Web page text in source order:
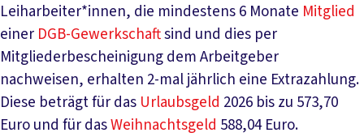
Leiharbeiter*innen, die mindestens 6 Monate Mitglied
einer DGB-Gewerkschaftsind und dies per
Mitgliederbescheinigung dem Arbeitgeber
nachweisen, erhalten 2-mal jährlich eine Extrazahlung.
Diese beträgt für das Urlaubsgeld 2026 bis zu 573,70
Euro und für dasWeihnachtsgeld 588,04 Euro.